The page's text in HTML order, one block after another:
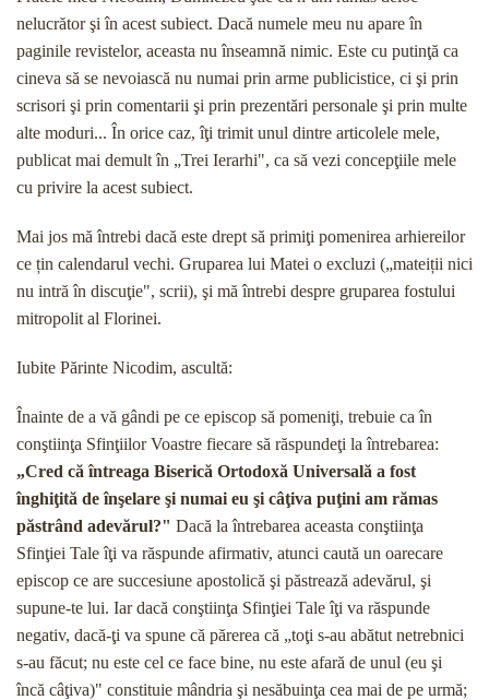
nelucrător şi în acest subiect. Dacă numele meu nu apare în
paginile revistelor, aceasta nu înseam­nă nimic. Este cu putinţă ca
cineva să se nevoiască nu numai prin arme publicistice, ci şi prin
scrisori şi prin comentarii şi prin prezentări personale şi prin multe
alte moduri... În orice caz, îţi trimit unul dintre artico­lele mele,
publicat mai demult în „Trei Ierarhi", ca să vezi concepţiile mele
cu privire la acest subiect.
Mai jos mă întrebi dacă este drept să primiţi po­menirea arhiereilor
ce țin calendarul vechi. Gruparea lui Matei o excluzi („mateiții nici
nu intră în discuţie", scrii), şi mă întrebi despre gruparea fostului
mitropo­lit al Florinei.
Iubite Părinte Nicodim, ascultă:
Înainte de a vă gândi pe ce episcop să pomeniţi, trebuie ca în
conştiinţa Sfinţiilor Voastre fiecare să răspundeţi la întrebarea:
„Cred că întreaga Biserică Ortodoxă Universală a fost
înghiţită de înşelare şi nu­mai eu şi câţiva puţini am rămas
păstrând adevărul?" Dacă la întrebarea aceasta conştiinţa
Sfinţiei Tale îţi va răspunde afirmativ, atunci caută un oarecare
epis­cop ce are succesiune apostolică şi păstrează adevă­rul, şi
supune-te lui. Iar dacă conştiinţa Sfinţiei Tale îţi va răspunde
negativ, dacă-ţi va spune că părerea că „toţi s-au abătut netrebnici
s-au făcut; nu este cel ce face bine, nu este afară de unul (eu şi
încă câţiva)" constituie mândria şi nesăbuinţa cea mai de pe urmă;